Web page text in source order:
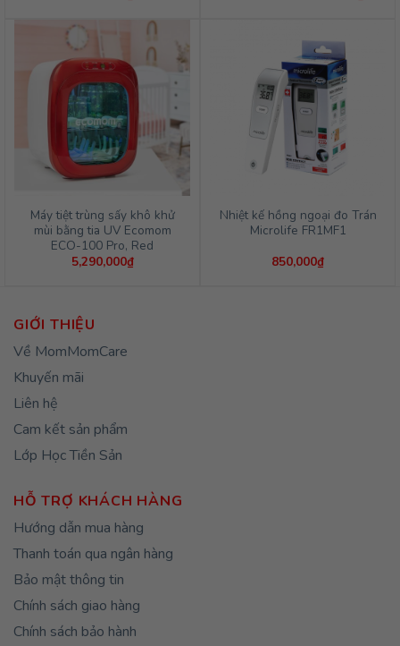
Máy tiệt trùng sấy khô khử
mùi bằng tia UV Ecomom
ECO-100 Pro, Red
5,290,000₫
Nhiệt kế hồng ngoại đo Trán
Microlife FR1MF1
850,000₫
GIỚI THIỆU
Về MomMomCare
Khuyến mãi
Liên hệ
Cam kết sản phẩm
Lớp Học Tiền Sản
HỖ TRỢ KHÁCH HÀNG
Hướng dẫn mua hàng
Thanh toán qua ngân hàng
Bảo mật thông tin
Chính sách giao hàng
Chính sách bảo hành